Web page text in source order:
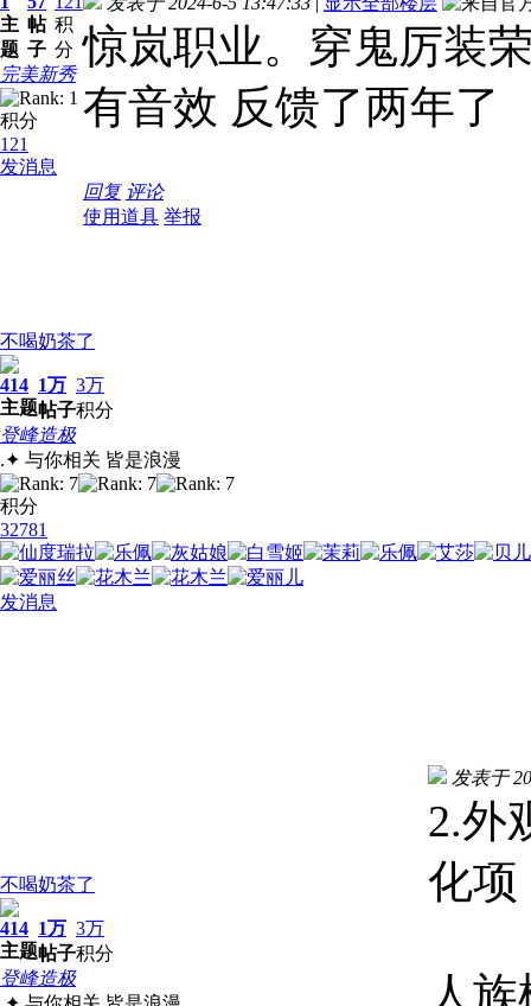
主
题
帖
子
积
分
完美新秀
积分
121
发消息
惊岚职业。穿鬼厉装
有音效 反馈了两年了
回复 评论
使用道具 举报
不喝奶茶了
414
主题
1万
帖子
3万
积分
登峰造极
.✦ 与你相关 皆是浪漫
积分
32781
发消息
不喝奶茶了
414
主题
1万
帖子
3万
积分
登峰造极
发表于
2.外
化项
人